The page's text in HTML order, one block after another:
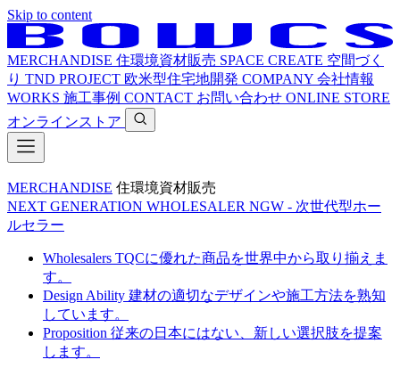
Skip to content
MERCHANDISE 住環境資材販売 SPACE CREATE 空間づく
り TND PROJECT 欧米型住宅地開発 COMPANY 会社情報
WORKS 施工事例 CONTACT お問い合わせ ONLINE STORE
オンラインストア
MERCHANDISE 住環境資材販売
NEXT GENERATION WHOLESALER NGW - 次世代型ホー
ルセラー
Wholesalers TQCに優れた商品を世界中から取り揃えま
す。
Design Ability 建材の適切なデザインや施工方法を熟知
しています。
Proposition 従来の日本にはない、新しい選択肢を提案
します。